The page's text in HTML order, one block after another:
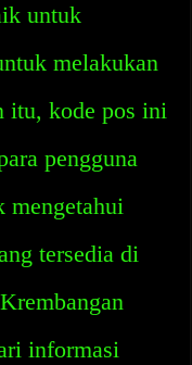
untuk
melakukan
itu, kode pos ini
pengguna
mengetahui
tersedia di
informasi